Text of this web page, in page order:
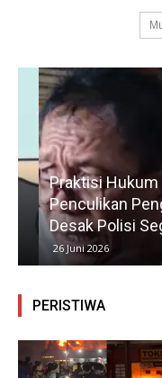
Praktisi Hukum
Penculikan
Desak Polisi
26 Juni 2026
PERISTIWA